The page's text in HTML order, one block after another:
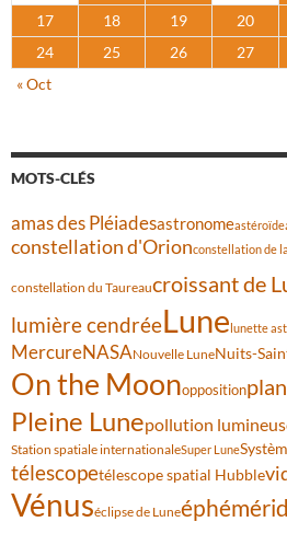
17
18 19 20
24
25 26 27
« Oct
MOTS-CLÉS
amas des Pléiadesastronomeastéroïde
constellation d'Orionconstellation de
constellation du Taureaucroissant de
lumière cendréeLune lunette
MercureNASANouvelle LuneNuits-
On the Moonopposition
Pleine Lunepollution
Station spatiale internationaleSuper Lune
télescopetélescope spatial Hubble
Vénuséclipse de Lune